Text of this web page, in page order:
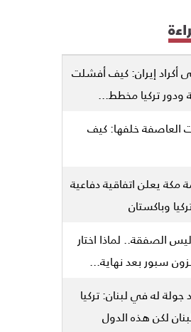
أكراد إيران: كيف أفشلت
ودور تركيا مخطط...
العاصفة خلفها: كيف
يعلن اتفاقية دفاعية
وباكستان
الصفقة.. لماذا اختار
سبور بعد نهاية...
له في لبنان: تركيا
لكن هذه الدول